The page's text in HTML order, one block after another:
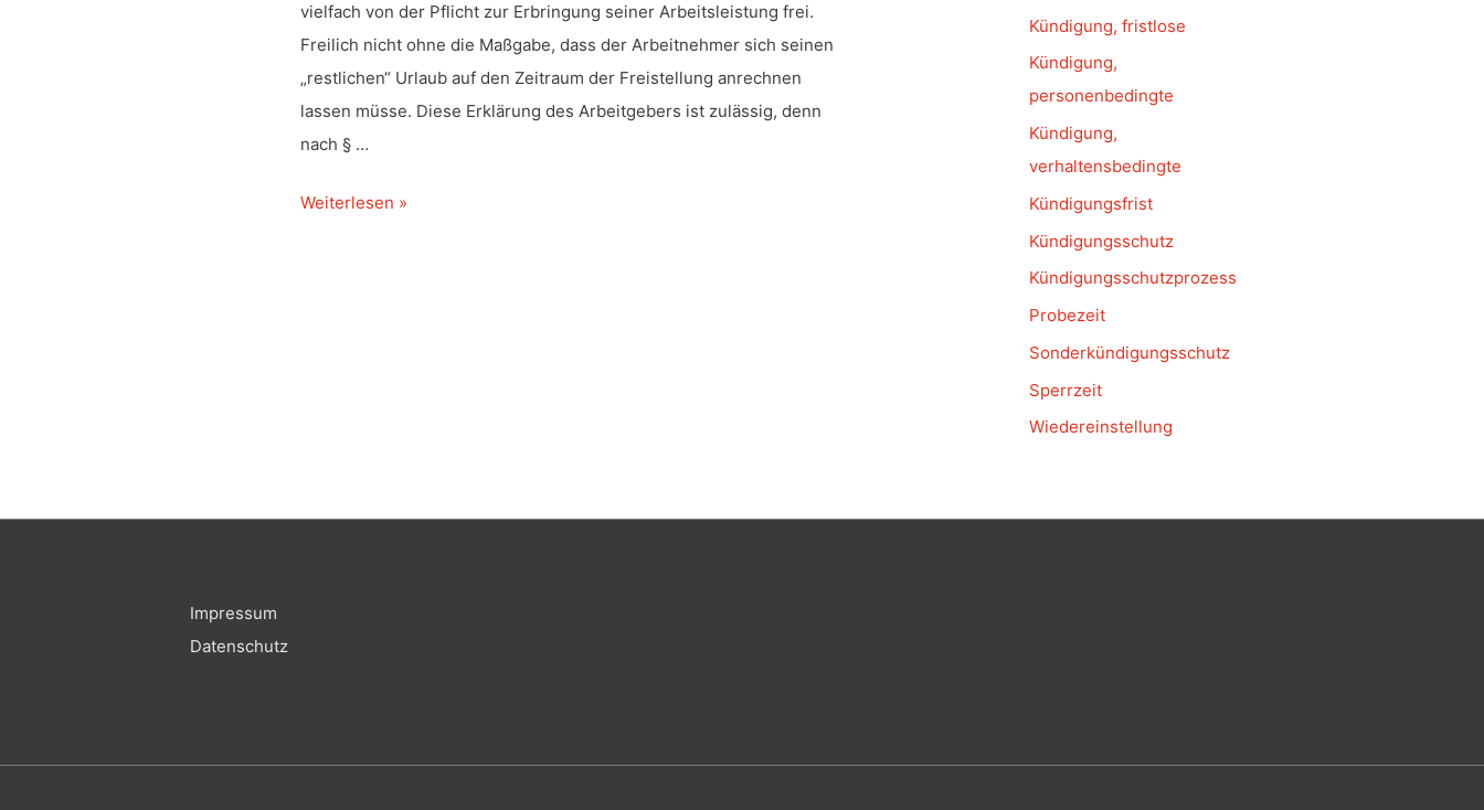
vielfach von der Pflicht zur Erbringung seiner Arbeitsleistung frei.
Freilich nicht ohne die Maßgabe, dass der Arbeitnehmer sich seinen
„restlichen“ Urlaub auf den Zeitraum der Freistellung anrechnen
lassen müsse. Diese Erklärung des Arbeitgebers ist zulässig, denn
nach § …
Kündigung
Weiterlesen »
Kündigung, fristlose
Kündigung,
personenbedingte
Kündigung,
verhaltensbedingte
Kündigungsfrist
Kündigungsschutz
Kündigungsschutzprozess
Probezeit
Sonderkündigungsschutz
Sperrzeit
Wiedereinstellung
Impressum
Datenschutz